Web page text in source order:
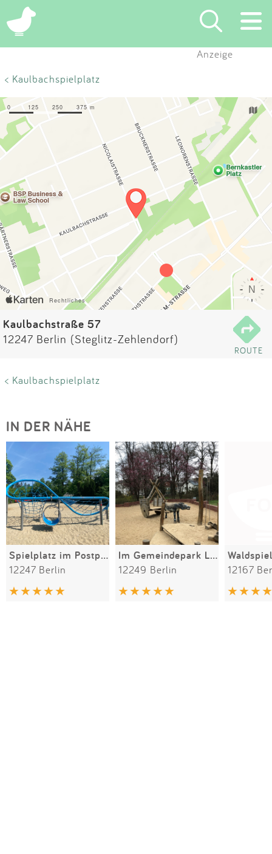
×
App
Blog
Partner
Kontakt
Impressum
Anmelden
Anzeige
< Kaulbachspielplatz
Kaulbachstraße 57
12247 Berlin (Steglitz-Zehlendorf)
ROUTE
< Kaulbachspielplatz
IN DER NÄHE
Spielplatz im Postpark
12247 Berlin
Im Gemeindepark Lankwitz
12249 Berlin 12167